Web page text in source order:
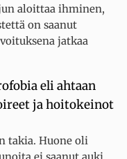
aloittaa ihminen,
on saanut
jatkaa
eli ahtaan
ja hoitokeinot
takia. Huone oli